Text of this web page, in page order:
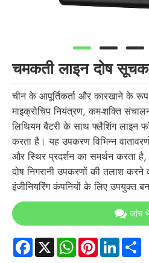
चमकती लाइन दोष
चीन के आपूर्तिकर्ता और कारखाने के
माइक्रोचिप नियंत्रण, कम-शक्ति
लिथियम बैटरी के साथ फ्लैशिंग लाइन
करता है। यह उपकरण विभिन्न
और स्थिर प्रदर्शन का समर्थन करता है,
दोष निगरानी उपकरणों की तलाश करने
इंजीनियरिंग कंपनियों के लिए उपयुक्त
जांच
Facebook
X WhatsApp
PinterestLinkedIn